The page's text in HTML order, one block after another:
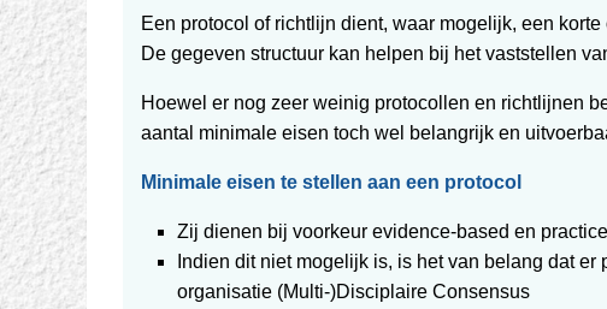
Een protocol of richtlijn dient, waar mogelijk, een
De gegeven structuur kan helpen bij het vaststellen
Hoewel er nog zeer weinig protocollen en richtlijnen
aantal minimale eisen toch wel belangrijk en
Minimale eisen te stellen aan een protocol
Zij dienen bij voorkeur evidence-based en
Indien dit niet mogelijk is, is het van belang dat
organisatie (Multi-)Disciplaire Consensus